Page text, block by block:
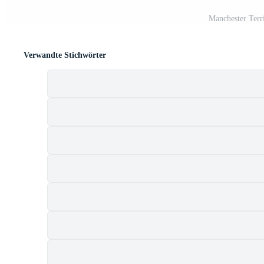
Manchester
Verwandte Stichwörter